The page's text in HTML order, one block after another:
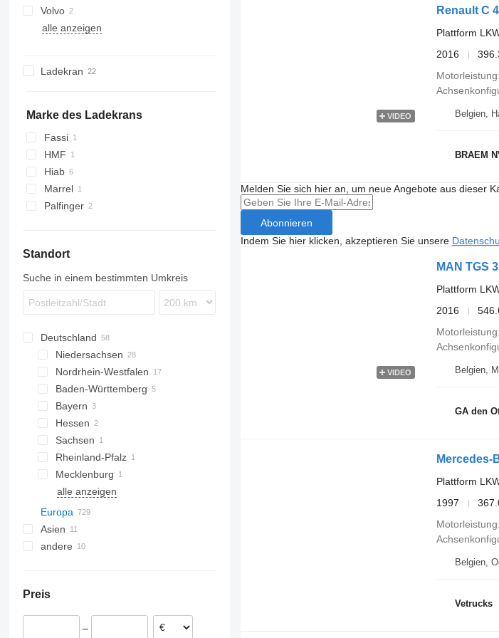
SK
D-series
K-series
R-series
Volvo
FL
alle anzeigen
Ladekran
Marke des Ladekrans
Fassi
HMF
Hiab
Marrel
Palfinger
Standort
Suche in einem bestimmten Umkreis
Deutschland
Niedersachsen
Hannover
Bovenden
Sittensen
Peine
Salzgitter
Stuhr
Nordrhein-Westfalen
Düsseldorf
Köln
Münster
Bottrop
Korschenbroich
Aachen
Selm
Baden-Württemberg
Stuttgart
Jestetten
Karlsruhe
Bayern
München
Augsburg
Hessen
Sachsen
Chemnitz
Rheinland-Pfalz
Trier
Mecklenburg
Schwerin
Hamburg
Potsdam
alle anzeigen
Europa
Niederlande
Polen
Bruges
Handzame
Rumänien
Portugal
Asien
Japan
andere
Kolumbien
Argentinien
Preis
–
VIDEO
Renault C
Plattform
2016
Motorleistung
Belgien,
BRAEM
Melden Sie sich hier an, um neue Angebote aus dieser
Abonnieren
Indem Sie hier klicken, akzeptieren Sie unsere
VIDEO
MAN TGS
Plattform
2016
Motorleistung
Belgien,
GA den
Mercedes-
Plattform
1997
Motorleistung
Belgien,
Vetrucks